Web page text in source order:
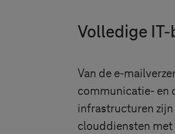
Volledige
Van de e-
communicatie- en
infrastructuren
clouddiensten